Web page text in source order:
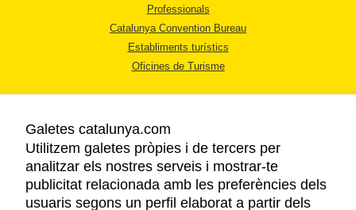
Professionals
Catalunya Convention Bureau
Establiments turístics
Oficines de Turisme
AVÍS LEGAL
POLÍTICA DE PRIVACITAT
Galetes catalunya.com
Utilitzem galetes pròpies i de tercers per
analitzar els nostres serveis i mostrar-te
publicitat relacionada amb les preferències dels
usuaris segons un perfil elaborat a partir dels